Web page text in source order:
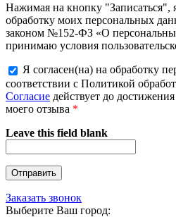
Нажимая на кнопку "Записаться",
обработку моих персональных
законом №152-ФЗ «О
принимаю условия
Я согласен(на) на обработку
соответствии с Политикой
Согласие действует до
моего отзыва *
Leave this field blank
Заказать звонок
Выберите Ваш город: